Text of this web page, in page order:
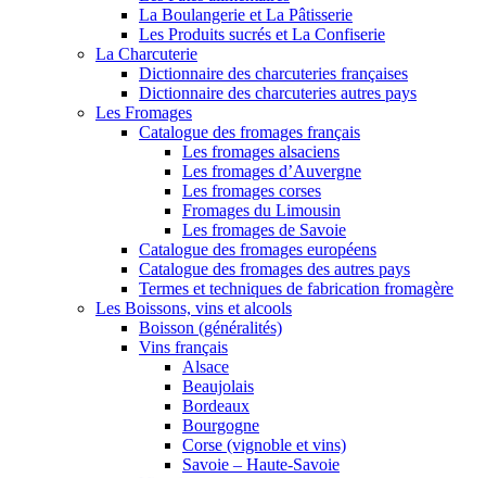
La Boulangerie et La Pâtisserie
Les Produits sucrés et La Confiserie
La Charcuterie
Dictionnaire des charcuteries françaises
Dictionnaire des charcuteries autres pays
Les Fromages
Catalogue des fromages français
Les fromages alsaciens
Les fromages d’Auvergne
Les fromages corses
Fromages du Limousin
Les fromages de Savoie
Catalogue des fromages européens
Catalogue des fromages des autres pays
Termes et techniques de fabrication fromagère
Les Boissons, vins et alcools
Boisson (généralités)
Vins français
Alsace
Beaujolais
Bordeaux
Bourgogne
Corse (vignoble et vins)
Savoie – Haute-Savoie